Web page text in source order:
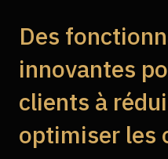
Des
innovantes
clients à
optimiser les